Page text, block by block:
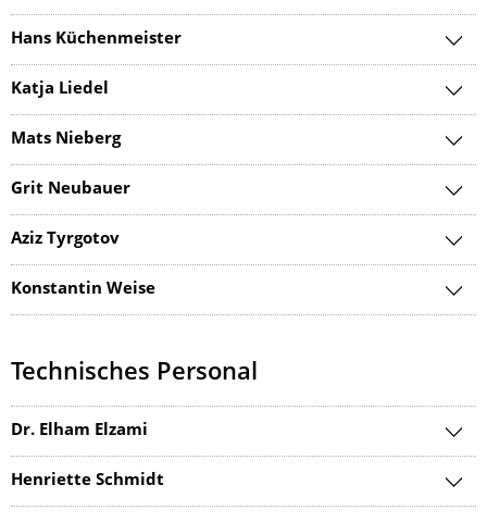
Hans Küchenmeister
Katja Liedel
Mats Nieberg
Grit Neubauer
Aziz Tyrgotov
Konstantin Weise
Technisches Personal
Dr. Elham Elzami
Henriette Schmidt